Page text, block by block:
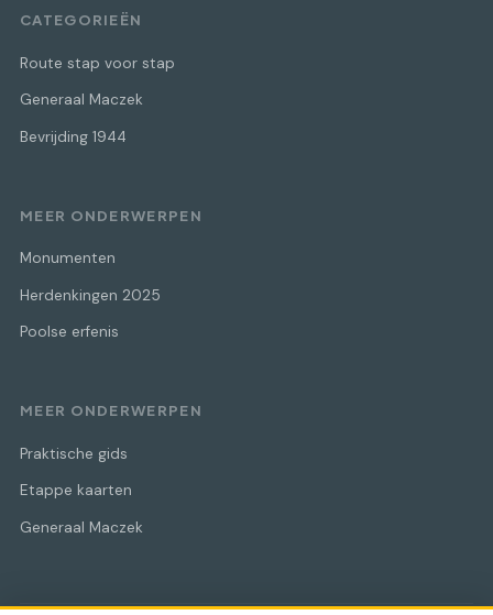
CATEGORIEËN
Route stap voor stap
Generaal Maczek
Bevrijding 1944
MEER ONDERWERPEN
Monumenten
Herdenkingen 2025
Poolse erfenis
MEER ONDERWERPEN
Praktische gids
Etappe kaarten
Generaal Maczek